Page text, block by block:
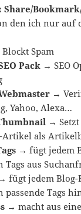
Share/
den ich nur auf
Blockt Spam
Pack → SEO
→
Yahoo, Alexa…
→
Artikel als
→fügt jedem
Tags aus
→ fügt jedem Blog-
passende Tags
→macht aus